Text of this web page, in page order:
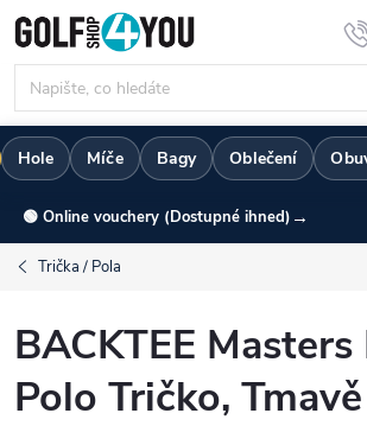
Přejít
na
obsah
Hole Míče Bagy Oblečení
🟢 Online vouchery (Dostupné ihned) →
Trička / Pola
BACKTEE Masters
Polo Tričko,